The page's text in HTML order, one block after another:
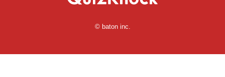
© baton inc.